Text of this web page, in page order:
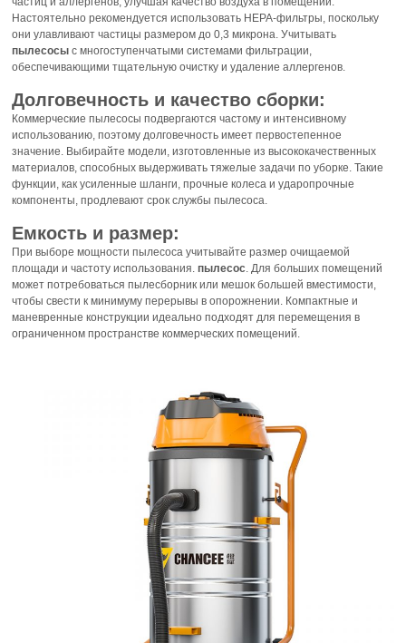
Настоятельно рекомендуется использовать HEPA-фильтры, поскольку
они улавливают частицы размером до 0,3 микрона. Учитывать
пылесосы с многоступенчатыми системами фильтрации,
обеспечивающими тщательную очистку и удаление аллергенов.
Долговечность и качество сборки:
Коммерческие пылесосы подвергаются частому и интенсивному
использованию, поэтому долговечность имеет первостепенное
значение. Выбирайте модели, изготовленные из высококачественных
материалов, способных выдерживать тяжелые задачи по уборке. Такие
функции, как усиленные шланги, прочные колеса и ударопрочные
компоненты, продлевают срок службы пылесоса.
Емкость и размер:
При выборе мощности пылесоса учитывайте размер очищаемой
площади и частоту использования.пылесос . Для больших помещений
может потребоваться пылесборник или мешок большей вместимости,
чтобы свести к минимуму перерывы в опорожнении. Компактные и
маневренные конструкции идеально подходят для перемещения в
ограниченном пространстве коммерческих помещений.